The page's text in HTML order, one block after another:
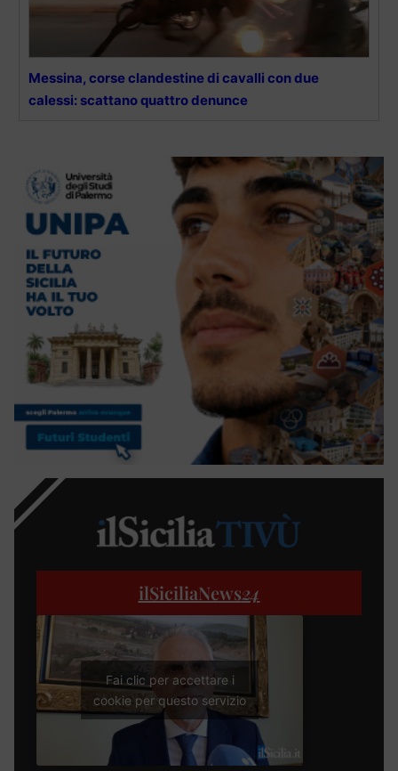
Messina, corse clandestine di cavalli con due
calessi: scattano quattro denunce
ilSiciliaNews24
Fai clic per accettare i
cookie per questo servizio